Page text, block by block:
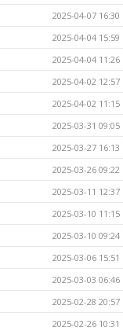
2025-04-07 16:30
2025-04-04 15:59
2025-04-04 11:26
2025-04-02 12:57
2025-04-02 11:15
2025-03-31 09:05
2025-03-27 16:13
2025-03-26 09:22
2025-03-11 12:37
2025-03-10 11:15
2025-03-10 09:24
2025-03-06 15:51
2025-03-03 06:46
2025-02-28 20:57
2025-02-26 10:31